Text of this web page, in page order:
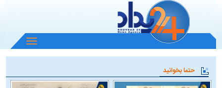
باز
و
منو
حتما بخوانید